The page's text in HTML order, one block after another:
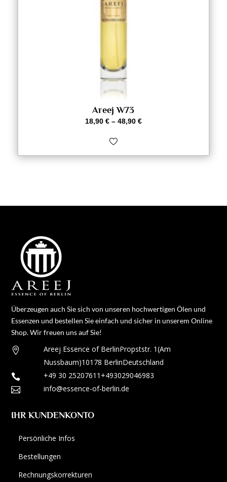
Areej W73
18,90 €– 48,90 €
Überzeugen auch Sie sich von unseren hochwertigen Ölen und
Essenzen und bestellen Sie einfach und sicher in unserem Online
Shop. Wir freuen uns auf Sie!
 Areej Essence of BerlinPropststr. 1(Am
Nussbaum)10178 BerlinDeutschland
 +49 30 25207611 +493029046983
 info@essence-of-berlin.de
IHR KUNDENKONTO
Persönliche Infos
Bestellungen
Rechnungskorrekturen